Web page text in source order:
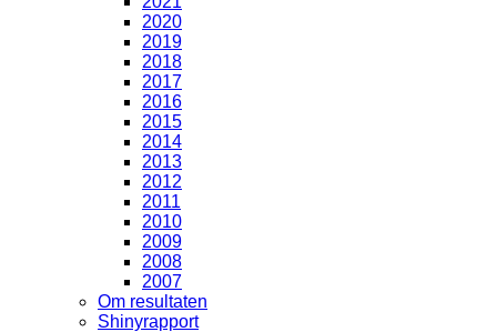
2020
2019
2018
2017
2016
2015
2014
2013
2012
2011
2010
2009
2008
2007
Om resultaten
Shinyrapport